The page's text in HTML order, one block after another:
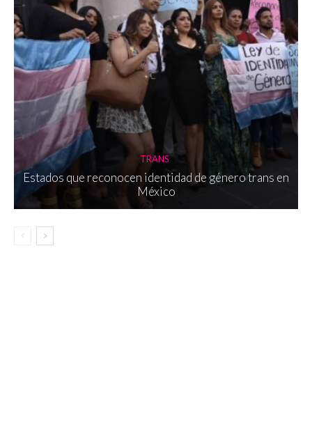
TRANS
Estados que reconocen identidad de género trans en
México